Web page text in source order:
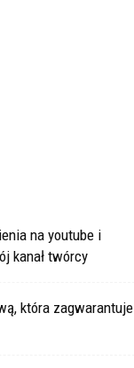
na youtube i
kanał twórcy
która zagwarantuje